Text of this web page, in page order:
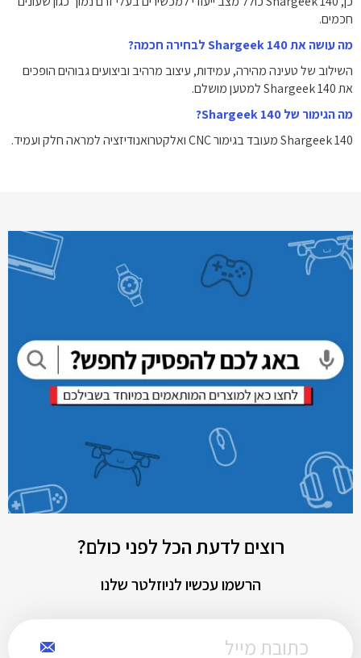
חכמים.
מה עושה את Shargeek 140 לבחירה חכמה?
השילוב של טעינה מהירה, עמידות, עיצוב מרהיב וביצועים גבוהים הופכים
את Shargeek 140 למטען מושלם.
מה הגימור של Shargeek 140?
Shargeek 140 מעובד בגימור CNC ואלקטרואנודיזציה למראה חלק ועמיד.
רוצים לדעת הכל לפני כולם?
הרשמו עכשיו לניוזלטר שלנו